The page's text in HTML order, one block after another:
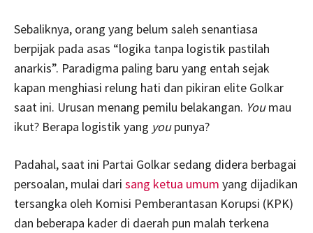
Sebaliknya, orang yang belum saleh senantiasa
berpijak pada asas “logika tanpa logistik pastilah
anarkis”. Paradigma paling baru yang entah sejak
kapan menghiasi relung hati dan pikiran elite Golkar
saat ini. Urusan menang pemilu belakangan. Youmau
ikut? Berapa logistik yang youpunya?
Padahal, saat ini Partai Golkar sedang didera berbagai
persoalan, mulai dari sang ketua umum yang dijadikan
tersangka oleh Komisi Pemberantasan Korupsi (KPK)
dan beberapa kader di daerah pun malah terkena